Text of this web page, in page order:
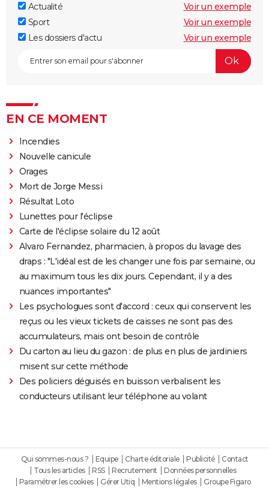
Actualité
Voir un exemple
Sport
Voir un exemple
Les dossiers d'actu
Voir un exemple
EN CE MOMENT
Incendies
Nouvelle canicule
Orages
Mort de Jorge Messi
Résultat Loto
Lunettes pour l'éclipse
Carte de l'éclipse solaire du 12 août
Alvaro Fernandez, pharmacien, à propos du lavage des
draps : "L'idéal est de les changer une fois par semaine, ou
au maximum tous les dix jours. Cependant, il y a des
nuances importantes"
Les psychologues sont d'accord : ceux qui conservent les
reçus ou les vieux tickets de caisses ne sont pas des
accumulateurs, mais ont besoin de contrôle
Du carton au lieu du gazon : de plus en plus de jardiniers
misent sur cette méthode
Des policiers déguisés en buisson verbalisent les
conducteurs utilisant leur téléphone au volant
Qui sommes-nous ? Equipe Charte éditoriale Publicité
Contact
Tous les articles
RSS Recrutement
Données personnelles
Paramétrer les cookies
Gérer Utiq Mentions légales Groupe Figaro